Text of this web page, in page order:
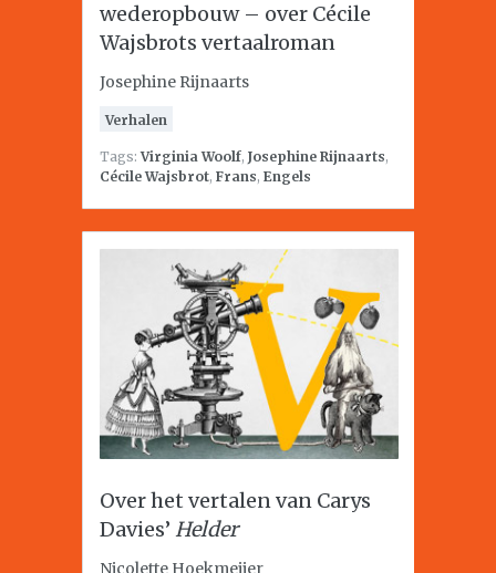
wederopbouw – over Cécile
Wajsbrots vertaalroman
Josephine Rijnaarts
Verhalen
Tags:Virginia Woolf, Josephine Rijnaarts,
Cécile Wajsbrot, Frans, Engels
Over het vertalen van Carys
Davies’ Helder
Nicolette Hoekmeijer